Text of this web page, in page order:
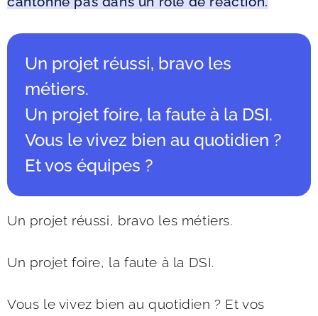
Un projet réussi, bravo les
métiers.
Un projet foire, la faute à la DSI.
Vous le vivez bien au quotidien ?
Et vos équipes ?
Un projet réussi, bravo les métiers.
Un projet foire, la faute à la DSI.
Vous le vivez bien au quotidien ? Et vos